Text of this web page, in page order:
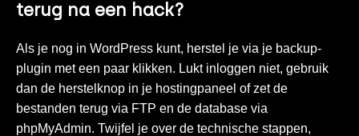
terug na een hack?
Als je nog in WordPress kunt, herstel je via je backup-
plugin met een paar klikken. Lukt inloggen niet, gebruik
dan de herstelknop in je hostingpaneel of zet de
bestanden terug via FTP en de database via
phpMyAdmin. Twijfel je over de technische stappen,